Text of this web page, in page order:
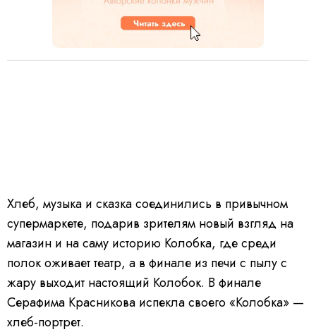
Хлеб, музыка и сказка соединились в привычном
супермаркете, подарив зрителям новый взгляд на
магазин и на саму историю Колобка, где среди
полок оживает театр, а в финале из печи с пылу с
жару выходит настоящий Колобок. В финале
Серафима Красникова испекла своего «Колобка» —
хлеб-портрет.